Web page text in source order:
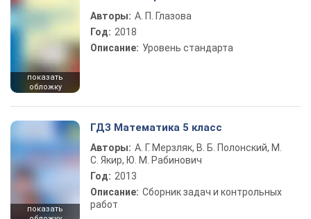
показать
обложку
Авторы: А. П. Глазова
Год: 2018
Описание: Уровень стандарта
показать
ГДЗ Математика 5 класс
Авторы: А. Г. Мерзляк, В. Б. Полонский, М.
С. Якир, Ю. М. Рабинович
Год: 2013
Описание: Сборник задач и контрольных
работ